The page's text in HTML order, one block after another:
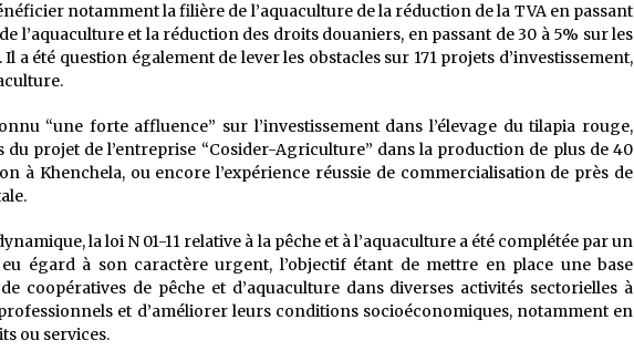
notamment la filière de l’aquaculture de la réduction de la TVA en passant
l’aquaculture et la réduction des droits douaniers, en passant de 30 à 5% sur les
a été question également de lever les obstacles sur 171 projets d’investissement,
“une forte affluence” sur l’investissement dans l’élevage du tilapia rouge,
du projet de l’entreprise “Cosider-Agriculture” dans la production de plus de 40
à Khenchela, ou encore l’expérience réussie de commercialisation de près de
la loi N 01-11 relative à la pêche et à l’aquaculture a été complétée par un
égard à son caractère urgent, l’objectif étant de mettre en place une base
coopératives de pêche et d’aquaculture dans diverses activités sectorielles à
et d’améliorer leurs conditions socioéconomiques, notamment en
ou services.